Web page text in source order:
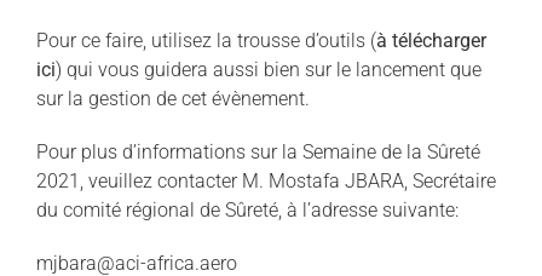
Pour ce faire, utilisez la trousse d’outils (à télécharger
ici) qui vous guidera aussi bien sur le lancement que
sur la gestion de cet évènement.
Pour plus d’informations sur la Semaine de la Sûreté
2021, veuillez contacter M. Mostafa JBARA, Secrétaire
du comité régional de Sûreté, à l’adresse suivante:
mjbara@aci-africa.aero